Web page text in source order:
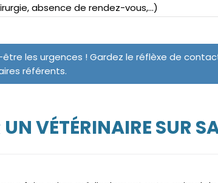
absence de rendez-vous,...)
les urgences ! Gardez le réflèxe de
référents.
UN VÉTÉRINAIRE SUR